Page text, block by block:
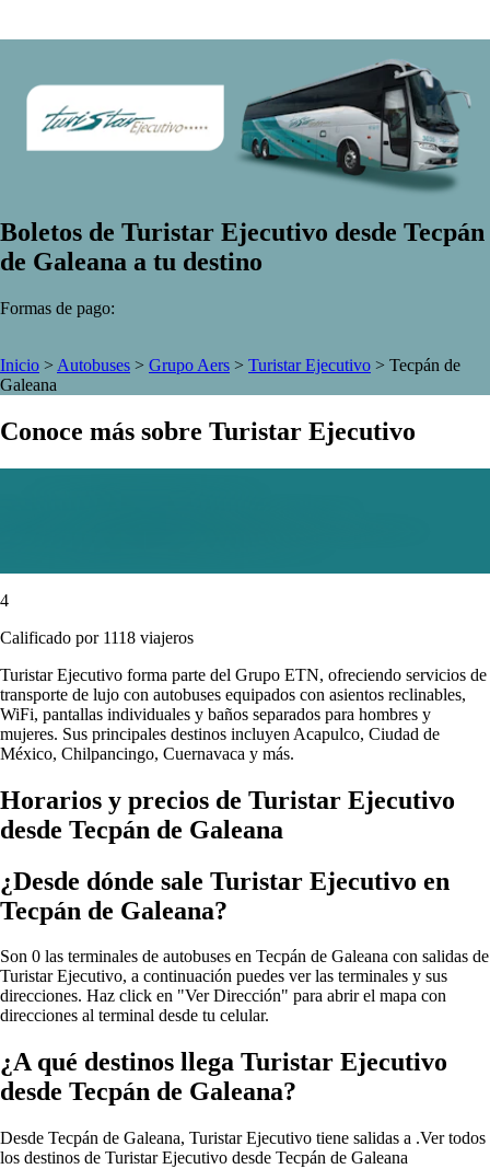
Boletos de Turistar Ejecutivo desde Tecpán
de Galeana a tu destino
Formas de pago:
Inicio > Autobuses > Grupo Aers > Turistar Ejecutivo > Tecpán de
Galeana
Conoce más sobre Turistar Ejecutivo
4
Calificado por 1118 viajeros
Turistar Ejecutivo forma parte del Grupo ETN, ofreciendo servicios de
transporte de lujo con autobuses equipados con asientos reclinables,
WiFi, pantallas individuales y baños separados para hombres y
mujeres. Sus principales destinos incluyen Acapulco, Ciudad de
México, Chilpancingo, Cuernavaca y más.
Horarios y precios de Turistar Ejecutivo
desde Tecpán de Galeana
¿Desde dónde sale Turistar Ejecutivo en
Tecpán de Galeana?
Son 0 las terminales de autobuses en Tecpán de Galeana con salidas de
Turistar Ejecutivo, a continuación puedes ver las terminales y sus
direcciones. Haz click en "Ver Dirección" para abrir el mapa con
direcciones al terminal desde tu celular.
¿A qué destinos llega Turistar Ejecutivo
desde Tecpán de Galeana?
Desde Tecpán de Galeana, Turistar Ejecutivo tiene salidas a .Ver todos
los destinos de Turistar Ejecutivo desde Tecpán de Galeana